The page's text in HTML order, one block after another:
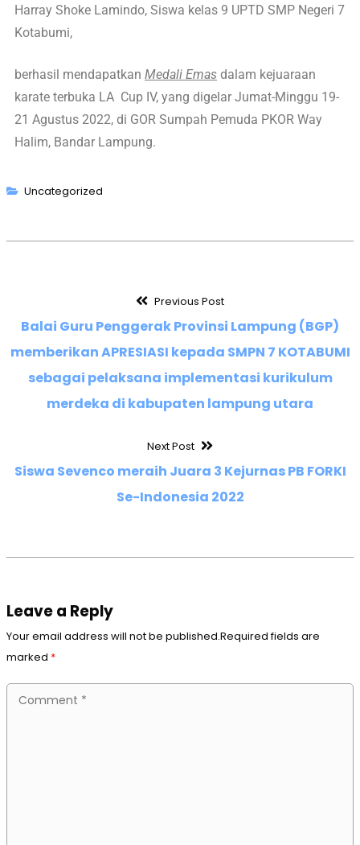
Harray Shoke Lamindo, Siswa kelas 9 UPTD SMP Negeri 7
Kotabumi,
berhasil mendapatkan Medali Emas dalam kejuaraan
karate terbuka LA Cup IV, yang digelar Jumat-Minggu 19-
21 Agustus 2022, di GOR Sumpah Pemuda PKOR Way
Halim, Bandar Lampung.
Uncategorized
Previous Post
Balai Guru Penggerak Provinsi Lampung (BGP)
memberikan APRESIASI kepada SMPN 7 KOTABUMI
sebagai pelaksana implementasi kurikulum
merdeka di kabupaten lampung utara
Next Post
Siswa Sevenco meraih Juara 3 Kejurnas PB FORKI
Se-Indonesia 2022
Leave a Reply
Your email address will not be published.Required fields are
marked *